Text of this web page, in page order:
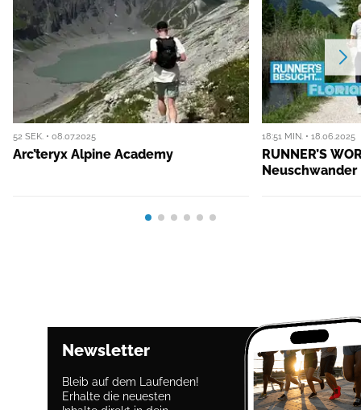
52 SEK. • 08.07.2025
Arc’teryx Alpine Academy
18:51 MIN. • 18.06.2025
RUNNER’S
Neuschwander
Newsletter
Bleib auf dem Laufenden!
Erhalte die neuesten